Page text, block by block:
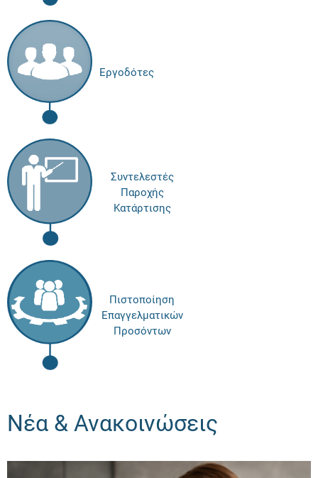
Εργοδότες
Συντελεστές
Παροχής
Κατάρτισης
Πιστοποίηση
Επαγγελματικών
Προσόντων
Νέα & Ανακοινώσεις